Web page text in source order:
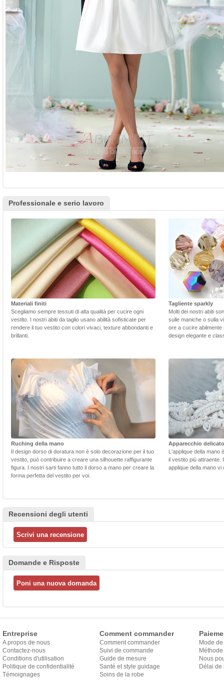
Professionale e serio lavoro
Materiali finiti
Scegliamo sempre tessuti di alta qualità per cucire ogni
vestito. I nostri abiti da taglio usano abilità sofisticate per
rendere il tuo vestito con colori vivaci, texture abbondanti e
brillanti.
Tagliente sparkly
Molti dei nostri abiti
sulle maniche o sulla
ore a cucire
design elegante e
Ruching della mano
Il design dorso di doratura non è solo decorazione per il tuo
vestito, può contribuire a creare una silhouette raffigurante
figura. I nostri sarti fanno tutto il dorso a mano per creare la
forma perfetta del vestito per voi.
Apparecchio delicato
L'applique della
il vestito più attraente.
applique della mano
Recensioni degli utenti
Domande e Risposte
Entreprise
A propos de nous
Contactez-nous
Conditions d'utilisation
Politique de confidentialité
Témoignages
Comment commander
Comment commander
Suivi de commande
Guide de mesure
Santé et style guidage
Soins de la robe
Mode
Nous
Délai de